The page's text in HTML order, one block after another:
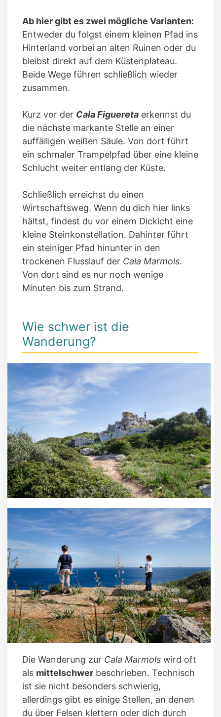
Ab hier gibt es zwei mögliche Varianten:
Entweder du folgst einem kleinen Pfad ins
Hinterland vorbei an alten Ruinen oder du
bleibst direkt auf dem Küstenplateau.
Beide Wege führen schließlich wieder
zusammen.
Kurz vor der Cala Figuereta erkennst du
die nächste markante Stelle an einer
auffälligen weißen Säule. Von dort führt
ein schmaler Trampelpfad über eine kleine
Schlucht weiter entlang der Küste.
Schließlich erreichst du einen
Wirtschaftsweg. Wenn du dich hier links
hältst, findest du vor einem Dickicht eine
kleine Steinkonstellation. Dahinter führt
ein steiniger Pfad hinunter in den
trockenen Flusslauf der Cala Marmols.
Von dort sind es nur noch wenige
Minuten bis zum Strand.
Wie schwer ist die
Wanderung?
Die Wanderung zur Cala Marmols wird oft
als mittelschwer beschrieben. Technisch
ist sie nicht besonders schwierig,
allerdings gibt es einige Stellen, an denen
du über Felsen klettern oder dich durch